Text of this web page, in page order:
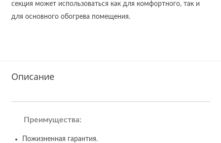
секция может использоваться как для комфортного, так и
для основного обогрева помещения.
Описание
Преимущества:
Пожизненная гарантия.